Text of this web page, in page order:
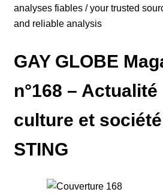
analyses fiables / your trusted
and reliable analysis
GAY GLOBE
n°168 – Actualité
culture et
STING